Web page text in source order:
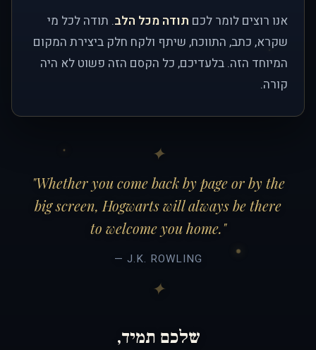
אנו רוצים לומר לכם תודה מכל הלב. תודה לכל מי
שקרא, כתב, התווכח, שיתף ולקח חלק ביצירת המקום
המיוחד הזה. בלעדיכם, כל הקסם הזה פשוט לא היה
קורה.
"Whether you come back by page or by the
big screen, Hogwarts will always be there
to welcome you home."
— J.K. ROWLING
שלכם תמיד,